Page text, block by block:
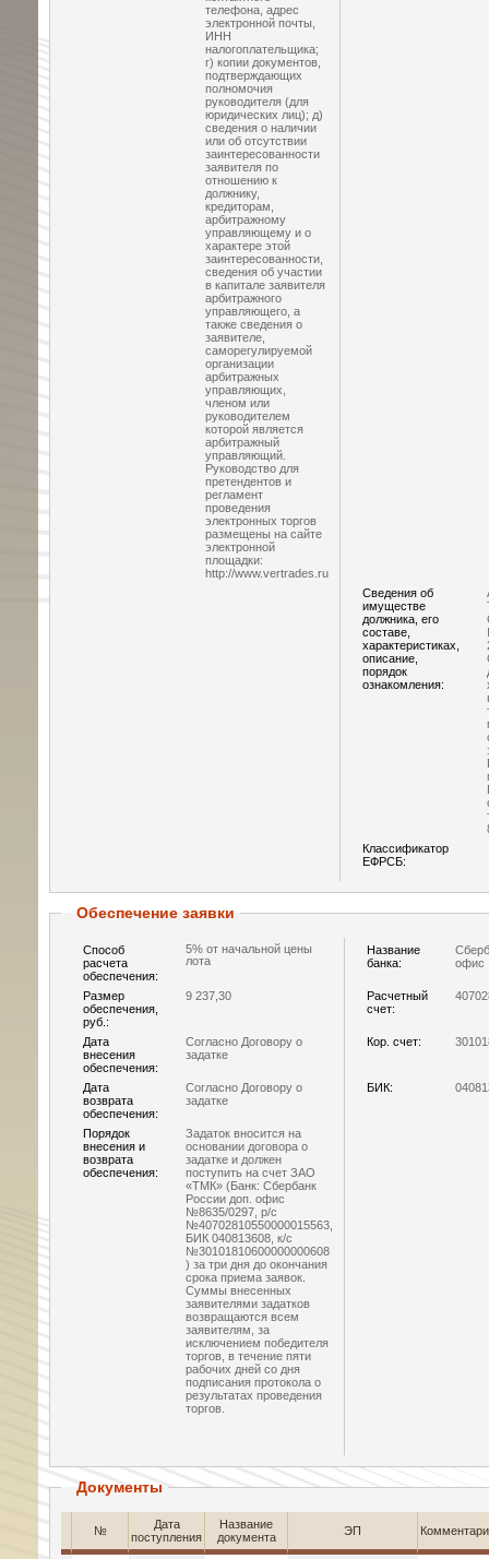
телефона, адрес
электронной почты,
ИНН
налогоплательщика;
г) копии документов,
подтверждающих
полномочия
руководителя (для
юридических лиц); д)
сведения о наличии
или об отсутствии
заинтересованности
заявителя по
отношению к
должнику,
кредиторам,
арбитражному
управляющему и о
характере этой
заинтересованности,
сведения об участии
в капитале заявителя
арбитражного
управляющего, а
также сведения о
заявителе,
саморегулируемой
организации
арбитражных
управляющих,
членом или
руководителем
которой является
арбитражный
управляющий.
Руководство для
претендентов и
регламент
проведения
электронных торгов
размещены на сайте
электронной
площадки:
http://www.vertrades.ru
Сведения об
имуществе
должника, его
составе,
характеристиках,
описание,
порядок
ознакомления:
Классификатор
ЕФРСБ:
Обеспечение заявки
Способ
расчета
обеспечения:
5% от начальной цены
лота
Название
банка:
офис
Размер
обеспечения,
руб.:
9 237,30
Расчетный
счет:
Дата
внесения
обеспечения:
Согласно Договору о
задатке
Кор. счет:
Дата
возврата
обеспечения:
Согласно Договору о
задатке
БИК:
Порядок
внесения и
возврата
обеспечения:
Задаток вносится на
основании договора о
задатке и должен
поступить на счет ЗАО
«ТМК» (Банк: Сбербанк
России доп. офис
№8635/0297, р/с
№40702810550000015563,
БИК 040813608, к/с
№30101810600000000608
) за три дня до окончания
срока приема заявок.
Суммы внесенных
заявителями задатков
возвращаются всем
заявителям, за
исключением победителя
торгов, в течение пяти
рабочих дней со дня
подписания протокола о
результатах проведения
торгов.
Документы
№
Дата
поступления
Название
документа
ЭП